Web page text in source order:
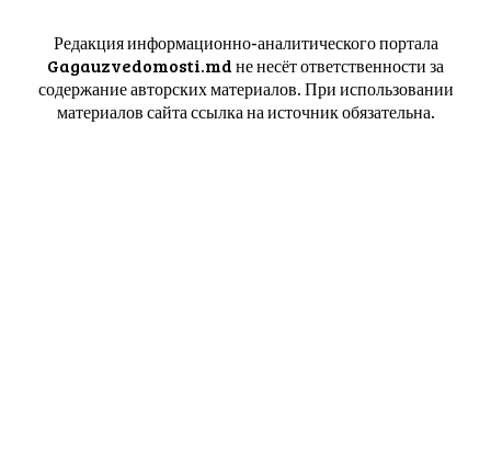
Редакция информационно-аналитического портала
Gagauzvedomosti.md не несёт ответственности за
содержание авторских материалов. При использовании
материалов сайта ссылка на источник обязательна.